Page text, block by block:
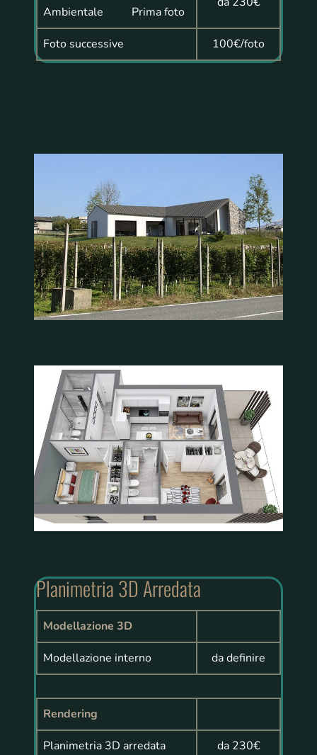
Ambientale Prima foto
Foto successive 100€/foto
Planimetria 3D Arredata
Modellazione 3D
Modellazione interno da definire
Rendering
Planimetria 3D arredata da 230€